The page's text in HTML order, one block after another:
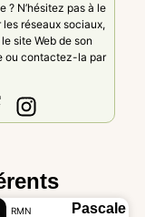
? N’hésitez pas à le
les réseaux sociaux,
site Web de son
ou contactez-la par
RMN Pascale